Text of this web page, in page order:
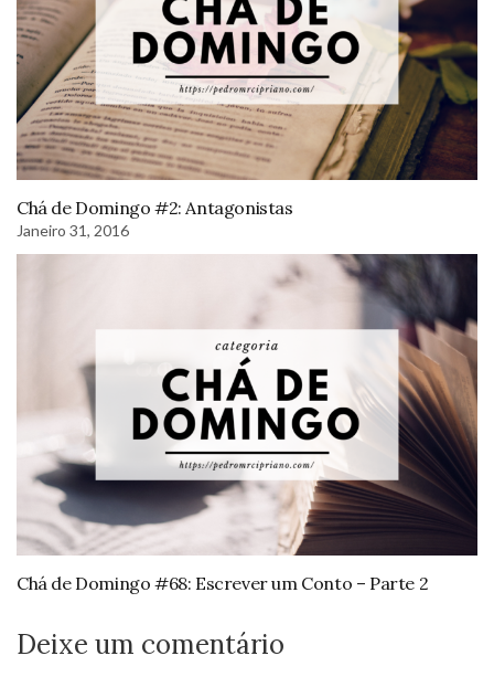
Chá de Domingo #2: Antagonistas
Janeiro 31, 2016
Chá de Domingo #68: Escrever um Conto – Parte 2
Deixe um comentário